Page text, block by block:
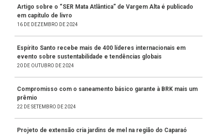
Artigo sobre o “SER Mata Atlântica” de Vargem Alta é publicado
em capítulo de livro
16 DE DEZEMBRO DE 2024
Espírito Santo recebe mais de 400 líderes internacionais em
evento sobre sustentabilidade e tendências globais
20 DE OUTUBRO DE 2024
Compromisso com o saneamento básico garante à BRK mais um
prêmio
22 DE SETEMBRO DE 2024
Projeto de extensão cria jardins de mel na região do Caparaó